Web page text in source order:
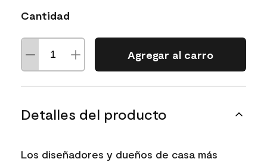
Cantidad
Agregar al carro
Detalles del producto
Los diseñadores y dueños de casa más